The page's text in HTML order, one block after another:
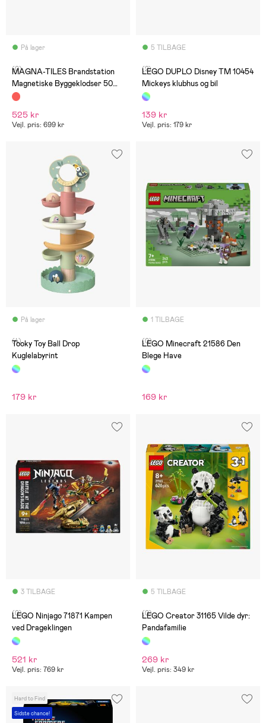
På lager
(0)
MAGNA-TILES Brandstation
Magnetiske Byggeklodser 50
Dele
525 kr
Vejl. pris: 699 kr
5 TILBAGE
(2)
LEGO DUPLO Disney TM 10454
Mickeys klubhus og bil
139 kr
Vejl. pris: 179 kr
På lager
(4)
Tooky Toy Ball Drop
Kuglelabyrint
179 kr
1 TILBAGE
(0)
LEGO Minecraft 21586 Den
Blege Have
169 kr
3 TILBAGE
(0)
LEGO Ninjago 71871 Kampen
ved Drageklingen
521 kr
Vejl. pris: 769 kr
5 TILBAGE
(0)
LEGO Creator 31165 Vilde dyr:
Pandafamilie
269 kr
Vejl. pris: 349 kr
Hard to Find
Sidste chance!